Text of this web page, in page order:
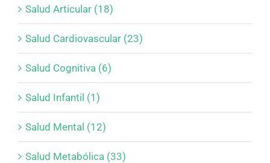
Salud Articular (18)
Salud Cardiovascular (23)
Salud Cognitiva (6)
Salud Infantil (1)
Salud Mental (12)
Salud Metabólica (33)